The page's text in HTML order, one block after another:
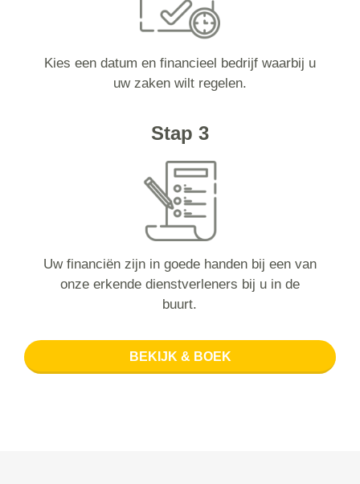
Kies een datum en financieel bedrijf waarbij u
uw zaken wilt regelen.
Stap 3
Uw financiën zijn in goede handen bij een van
onze erkende dienstverleners bij u in de
buurt.
BEKIJK & BOEK